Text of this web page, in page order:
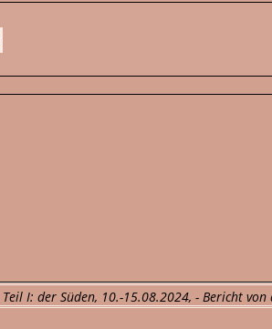
I: der Süden, 10.-15.08.2024, - Bericht von